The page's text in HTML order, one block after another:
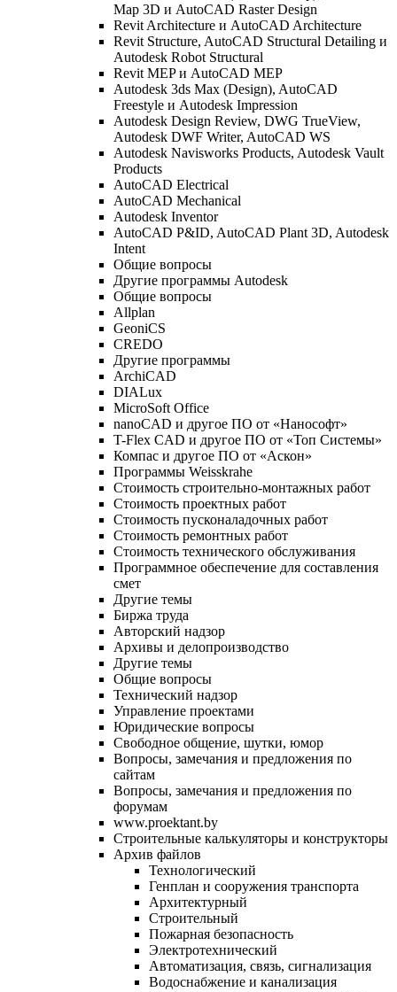
Map 3D и AutoCAD Raster Design
Revit Architecture и AutoCAD Architecture
Revit Structure, AutoCAD Structural Detailing и
Autodesk Robot Structural
Revit MEP и AutoCAD MEP
Autodesk 3ds Max (Design), AutoCAD
Freestyle и Autodesk Impression
Autodesk Design Review, DWG TrueView,
Autodesk DWF Writer, AutoCAD WS
Autodesk Navisworks Products, Autodesk Vault
Products
AutoCAD Electrical
AutoCAD Mechanical
Autodesk Inventor
AutoCAD P&ID, AutoCAD Plant 3D, Autodesk
Intent
Общие вопросы
Другие программы Autodesk
Общие вопросы
Allplan
GeoniCS
CREDO
Другие программы
ArchiCAD
DIALux
MicroSoft Office
nanoCAD и другое ПО от «Нанософт»
T-Flex CAD и другое ПО от «Топ Системы»
Компас и другое ПО от «Аскон»
Программы Weisskrahe
Стоимость строительно-монтажных работ
Стоимость проектных работ
Стоимость пусконаладочных работ
Стоимость ремонтных работ
Стоимость технического обслуживания
Программное обеспечение для составления
смет
Другие темы
Биржа труда
Авторский надзор
Архивы и делопроизводство
Другие темы
Общие вопросы
Технический надзор
Управление проектами
Юридические вопросы
Свободное общение, шутки, юмор
Вопросы, замечания и предложения по
сайтам
Вопросы, замечания и предложения по
форумам
www.proektant.by
Строительные калькуляторы и конструкторы
Архив файлов
Технологический
Генплан и сооружения транспорта
Архитектурный
Строительный
Пожарная безопасность
Электротехнический
Автоматизация, связь, сигнализация
Водоснабжение и канализация